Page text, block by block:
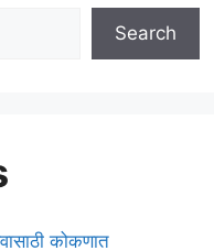
Search
कोकणात